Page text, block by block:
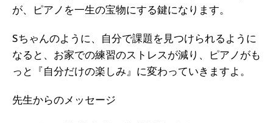
が、ピアノを一生の宝物にする鍵になります。
Sちゃんのように、自分で課題を見つけられるように
なると、お家での練習のストレスが減り、ピアノがも
っと『自分だけの楽しみ』に変わっていきますよ。
先生からのメッセージ